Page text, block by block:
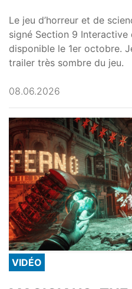
Le jeu d’horreur et de
signé Section 9 Interactive
disponible le 1er octobre.
trailer très sombre du jeu.
08.06.2026
VIDÉO